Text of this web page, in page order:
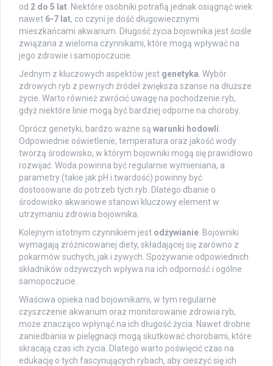
od 2 do 5 lat . Niektóre osobniki potrafią jednak osiągnąć wiek
nawet 6-7 lat, co czyni je dość długowiecznymi
mieszkańcami akwarium. Długość życia bojownika jest ściśle
związana z wieloma czynnikami, które mogą wpływać na
jego zdrowie i samopoczucie.
Jednym z kluczowych aspektów jest genetyka . Wybór
zdrowych ryb z pewnych źródeł zwiększa szanse na dłuższe
życie. Warto również zwrócić uwagę na pochodzenie ryb,
gdyż niektóre linie mogą być bardziej odporne na choroby.
Oprócz genetyki, bardzo ważne są warunki hodowli
Odpowiednie oświetlenie, temperatura oraz jakość wody
tworzą środowisko, w którym bojowniki mogą się prawidłowo
rozwijać. Woda powinna być regularnie wymieniana, a
parametry (takie jak pH i twardość) powinny być
dostosowane do potrzeb tych ryb. Dlatego dbanie o
środowisko akwariowe stanowi kluczowy element w
utrzymaniu zdrowia bojownika.
Kolejnym istotnym czynnikiem jest odżywianie . Bojowniki
wymagają zróżnicowanej diety, składającej się zarówno z
pokarmów suchych, jak i żywych. Spożywanie odpowiednich
składników odżywczych wpływa na ich odporność i ogólne
samopoczucie.
Właściwa opieka nad bojownikami, w tym regularne
czyszczenie akwarium oraz monitorowanie zdrowia ryb,
może znacząco wpłynąć na ich długość życia. Nawet drobne
zaniedbania w pielęgnacji mogą skutkować chorobami, które
skracają czas ich życia. Dlatego warto poświęcić czas na
edukację o tych fascynujących rybach, aby cieszyć się ich